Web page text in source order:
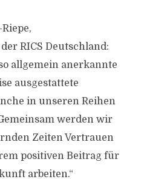
RICS Deutschland:
allgemein anerkannte
ausgestattete
in unseren Reihen
werden wir
Zeiten Vertrauen
positiven Beitrag für
arbeiten.“